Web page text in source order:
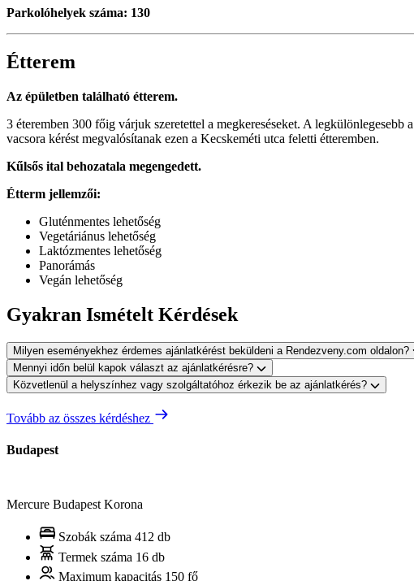
Parkolóhelyek száma: 130
Étterem
Az épületben található étterem.
3 éteremben 300 főig várjuk szeretettel a megkereséseket. A
vacsora kérést megvalósítanak ezen a Kecskeméti utca feletti étteremben.
Kűlsős ital behozatala megengedett.
Étterm jellemzői:
Gluténmentes lehetőség
Vegetáriánus lehetőség
Laktózmentes lehetőség
Panorámás
Vegán lehetőség
Gyakran Ismételt Kérdések
Milyen eseményekhez érdemes ajánlatkérést beküldeni a Rendezveny.com oldalon?
Mennyi időn belül kapok választ az ajánlatkérésre?
Közvetlenül a helyszínhez vagy szolgáltatóhoz érkezik be az ajánlatkérés?
Tovább az összes kérdéshez
Budapest
Mercure Budapest Korona
Szobák száma 412 db
Termek száma 16 db
Maximum kapacitás 150 fő